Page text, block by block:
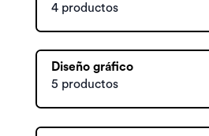
4 productos
Diseño gráfico
5 productos